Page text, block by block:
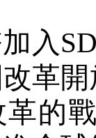
入
革
革的